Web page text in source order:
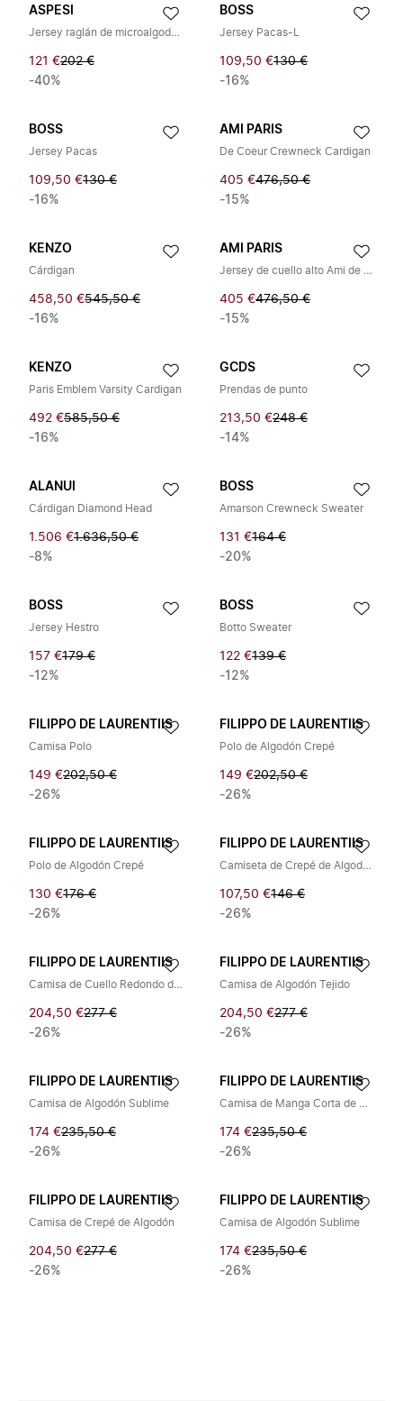
ASPESI
Jersey raglán de microalgodón gofrado
121 €202 €
-40%
BOSS
Jersey Pacas-L
109,50 €130 €
-16%
BOSS
Jersey Pacas
109,50 €130 €
-16%
AMI PARIS
De Coeur Crewneck Cardigan
405 €476,50 €
-15%
KENZO
Cárdigan
458,50 €545,50 €
-16%
AMI PARIS
Jersey de cuello alto Ami de Cœur
405 €476,50 €
-15%
KENZO
Paris Emblem Varsity Cardigan
492 €585,50 €
-16%
GCDS
Prendas de punto
213,50 €248 €
-14%
ALANUI
Cárdigan Diamond Head
1.506 €1.636,50 €
-8%
BOSS
Amarson Crewneck Sweater
131 €164 €
-20%
BOSS
Jersey Hestro
157 €179 €
-12%
BOSS
Botto Sweater
122 €139 €
-12%
FILIPPO DE LAURENTIIS
Camisa Polo
149 €202,50 €
-26%
FILIPPO DE LAURENTIIS
Polo de Algodón Crepé
149 €202,50 €
-26%
FILIPPO DE LAURENTIIS
Polo de Algodón Crepé
130 €176 €
-26%
FILIPPO DE LAURENTIIS
Camiseta de Crepé de Algodón
107,50 €146 €
-26%
FILIPPO DE LAURENTIIS
Camisa de Cuello Redondo de Algodón Crepé
204,50 €277 €
-26%
FILIPPO DE LAURENTIIS
Camisa de Algodón Tejido
204,50 €277 €
-26%
FILIPPO DE LAURENTIIS
Camisa de Algodón Sublime
174 €235,50 €
-26%
FILIPPO DE LAURENTIIS
Camisa de Manga Corta de Punto
174 €235,50 €
-26%
FILIPPO DE LAURENTIIS
Camisa de Crepé de Algodón
204,50 €277 €
-26%
FILIPPO DE LAURENTIIS
Camisa de Algodón Sublime
174 €235,50 €
-26%